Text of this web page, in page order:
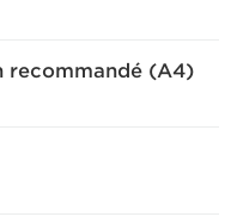
recommandé (A4)